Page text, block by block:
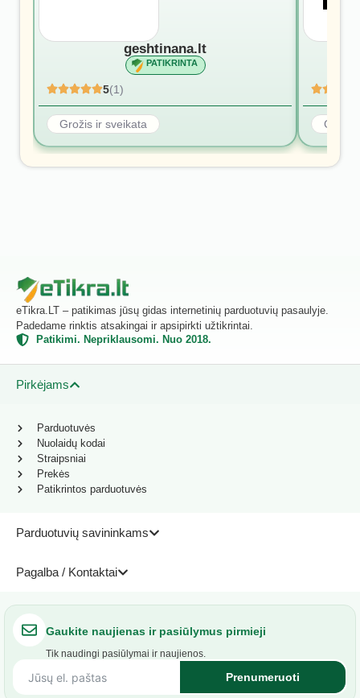
geshtinana.lt
PATIKRINTA
5(1)
Grožis ir sveikata Grožis
eTikra.LT – patikimas jūsų gidas internetinių parduotuvių pasaulyje.
Padedame rinktis atsakingai ir apsipirkti užtikrintai.
Patikimi. Nepriklausomi. Nuo 2018.
Pirkėjams
Parduotuvių savininkams
Pagalba / Kontaktai
Parduotuvės
Nuolaidų kodai
Straipsniai
Prekės
Patikrintos parduotuvės
Gaukite naujienas ir pasiūlymus pirmieji
Tik naudingi pasiūlymai ir naujienos.
Prenumeruoti